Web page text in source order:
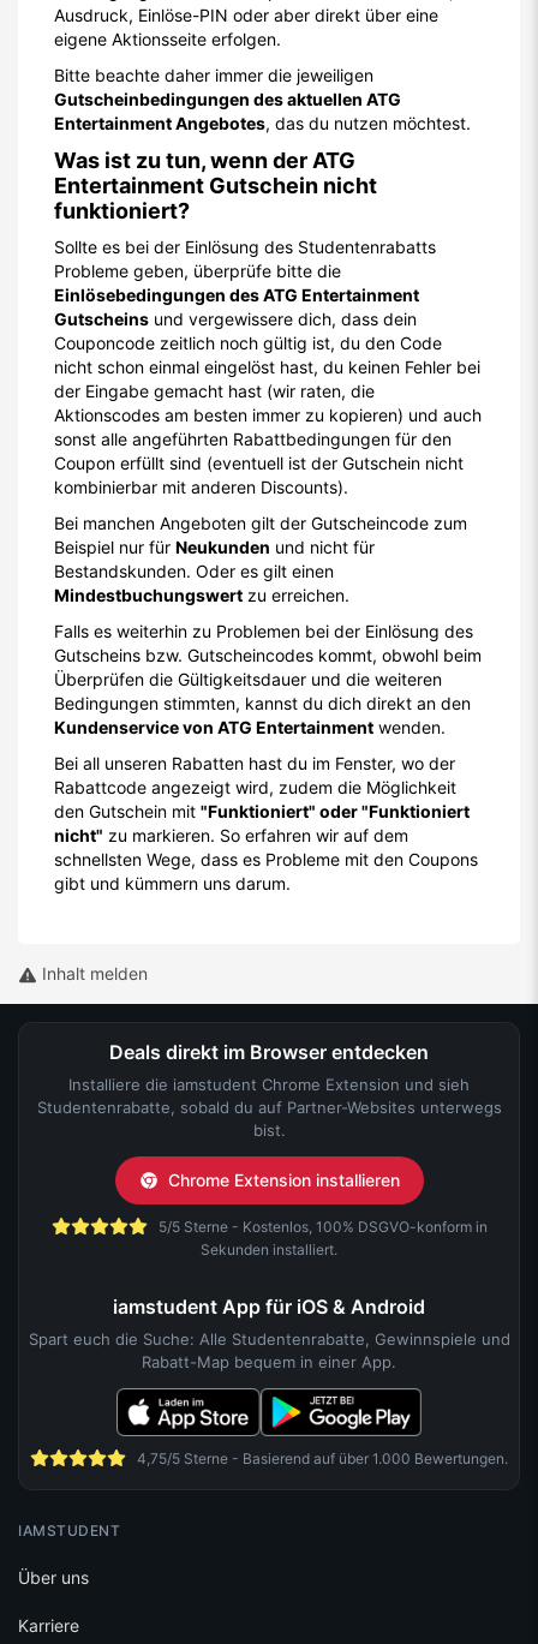
Ausdruck, Einlöse-PIN oder aber direkt über eine
eigene Aktionsseite erfolgen.
Bitte beachte daher immer die jeweiligen
Gutscheinbedingungen des aktuellen ATG
Entertainment Angebotes, das du nutzen möchtest.
Was ist zu tun, wenn der ATG
Entertainment Gutschein nicht
funktioniert?
Sollte es bei der Einlösung des Studentenrabatts
Probleme geben, überprüfe bitte die
Einlösebedingungen des ATG Entertainment
Gutscheins und vergewissere dich, dass dein
Couponcode zeitlich noch gültig ist, du den Code
nicht schon einmal eingelöst hast, du keinen Fehler bei
der Eingabe gemacht hast (wir raten, die
Aktionscodes am besten immer zu kopieren) und auch
sonst alle angeführten Rabattbedingungen für den
Coupon erfüllt sind (eventuell ist der Gutschein nicht
kombinierbar mit anderen Discounts).
Bei manchen Angeboten gilt der Gutscheincode zum
Beispiel nur für Neukunden und nicht für
Bestandskunden. Oder es gilt einen
Mindestbuchungswert zu erreichen.
Falls es weiterhin zu Problemen bei der Einlösung des
Gutscheins bzw. Gutscheincodes kommt, obwohl beim
Überprüfen die Gültigkeitsdauer und die weiteren
Bedingungen stimmten, kannst du dich direkt an den
Kundenservice von ATG Entertainment wenden.
Bei all unseren Rabatten hast du im Fenster, wo der
Rabattcode angezeigt wird, zudem die Möglichkeit
den Gutschein mit "Funktioniert" oder "Funktioniert
nicht" zu markieren. So erfahren wir auf dem
schnellsten Wege, dass es Probleme mit den Coupons
gibt und kümmern uns darum.
Inhalt melden
Deals direkt im Browser entdecken
Installiere die iamstudent Chrome Extension und sieh
Studentenrabatte, sobald du auf Partner-Websites unterwegs
bist.
Chrome Extension installieren
5/5 Sterne - Kostenlos, 100% DSGVO-konform in
Sekunden installiert.
iamstudent App für iOS & Android
Spart euch die Suche: Alle Studentenrabatte, Gewinnspiele und
Rabatt-Map bequem in einer App.
4,75/5 Sterne - Basierend auf über 1.000 Bewertungen.
IAMSTUDENT
Über uns
Karriere